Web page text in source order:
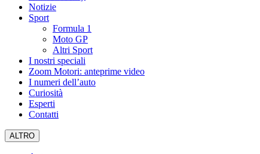
Notizie
Sport
Formula 1
Moto GP
Altri Sport
I nostri speciali
Zoom Motori: anteprime video
I numeri dell’auto
Curiosità
Esperti
Contatti
ALTRO